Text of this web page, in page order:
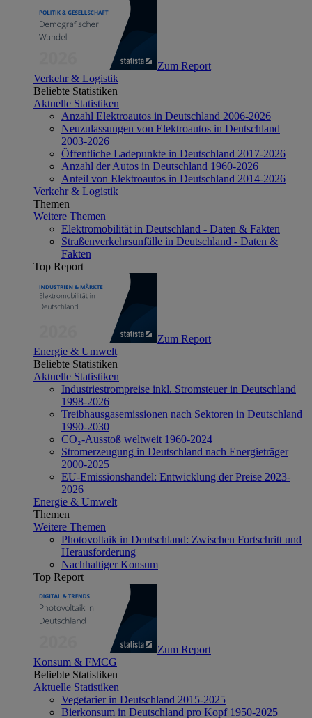
Zum Report
Verkehr & Logistik
Beliebte Statistiken
Aktuelle Statistiken
Anzahl Elektroautos in Deutschland 2006-2026
Neuzulassungen von Elektroautos in Deutschland
2003-2026
Öffentliche Ladepunkte in Deutschland 2017-2026
Anzahl der Autos in Deutschland 1960-2026
Anteil von Elektroautos in Deutschland 2014-2026
Verkehr & Logistik
Themen
Weitere Themen
Elektromobilität in Deutschland - Daten & Fakten
Straßenverkehrsunfälle in Deutschland - Daten &
Fakten
Top Report
Zum Report
Energie & Umwelt
Beliebte Statistiken
Aktuelle Statistiken
Industriestrompreise inkl. Stromsteuer in Deutschland
1998-2026
Treibhausgasemissionen nach Sektoren in Deutschland
1990-2030
CO₂-Ausstoß weltweit 1960-2024
Stromerzeugung in Deutschland nach Energieträger
2000-2025
EU-Emissionshandel: Entwicklung der Preise 2023-
2026
Energie & Umwelt
Themen
Weitere Themen
Photovoltaik in Deutschland: Zwischen Fortschritt und
Herausforderung
Nachhaltiger Konsum
Top Report
Zum Report
Konsum & FMCG
Beliebte Statistiken
Aktuelle Statistiken
Vegetarier in Deutschland 2015-2025
Bierkonsum in Deutschland pro Kopf 1950-2025